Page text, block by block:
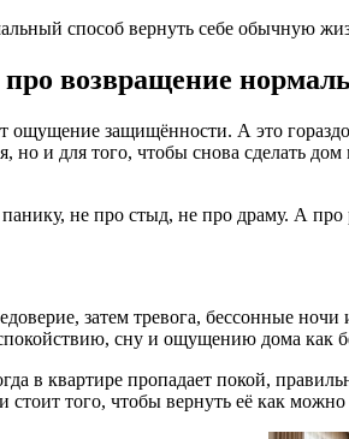
способ вернуть себе обычную
возвращение
защищённости. А это
но и для того, чтобы снова сделать
не про стыд, не про драму. А про
затем тревога, бессонные
сну и ощущению дома как
в квартире пропадает покой,
того, чтобы вернуть её как можно